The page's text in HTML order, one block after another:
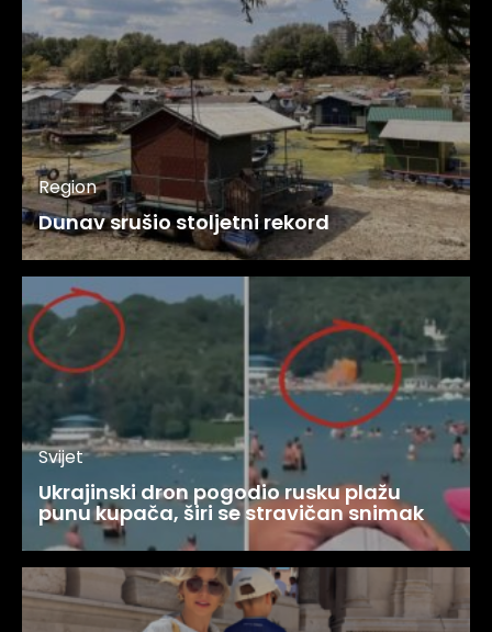
Region
Dunav srušio stoljetni rekord
Svijet
Ukrajinski dron pogodio rusku plažu
punu kupača, širi se stravičan snimak